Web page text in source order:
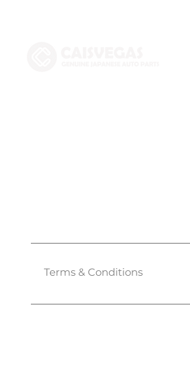
Terms & Conditions